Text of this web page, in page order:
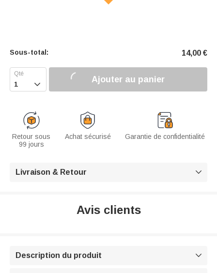
Sous-total: 14,00 €
 Ajouter au panier
Retour sous
99 jours
Achat sécurisé Garantie de confidentialité
Livraison & Retour 
Avis clients
Description du produit 